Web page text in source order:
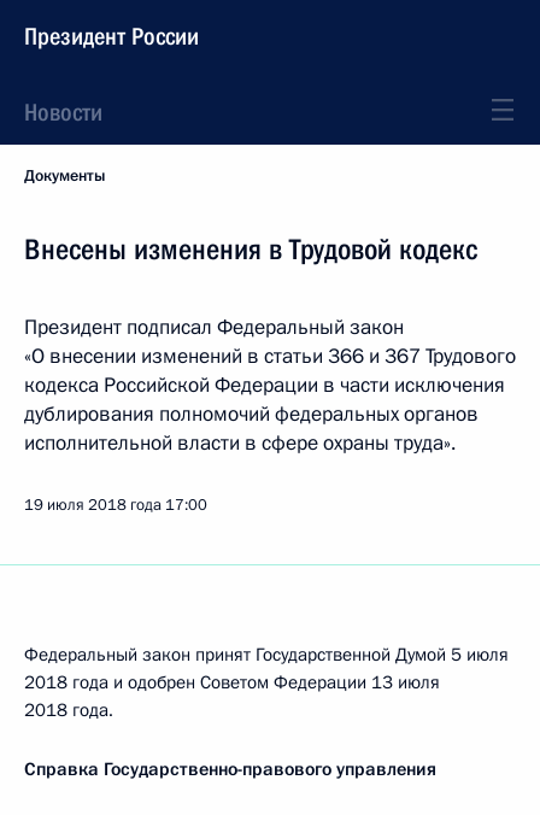
Президент России
Новости
Документы
Внесены изменения в Трудовой кодекс
Президент подписал Федеральный закон
«О внесении изменений в статьи 366 и 367 Трудового
кодекса Российской Федерации в части исключения
дублирования полномочий федеральных органов
исполнительной власти в сфере охраны труда».
19 июля 2018 года 17:00
Федеральный закон принят Государственной Думой 5 июля
2018 года и одобрен Советом Федерации 13 июля
2018 года.
Справка Государственно-правового управления